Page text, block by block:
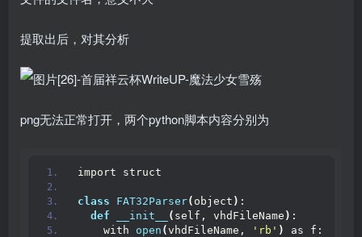
提取出后，对其分析
png无法正常打开，两个python脚本内容分别为
import struct
class FAT32Parser( object ) :
def
__init__ ( self, vhdFileName ) :
    with
open (vhdFileName, 'rb' ) as f: